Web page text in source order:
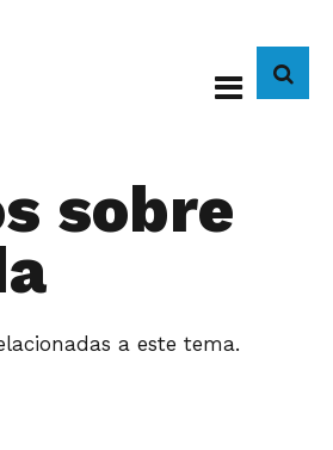
sobre
a este tema.